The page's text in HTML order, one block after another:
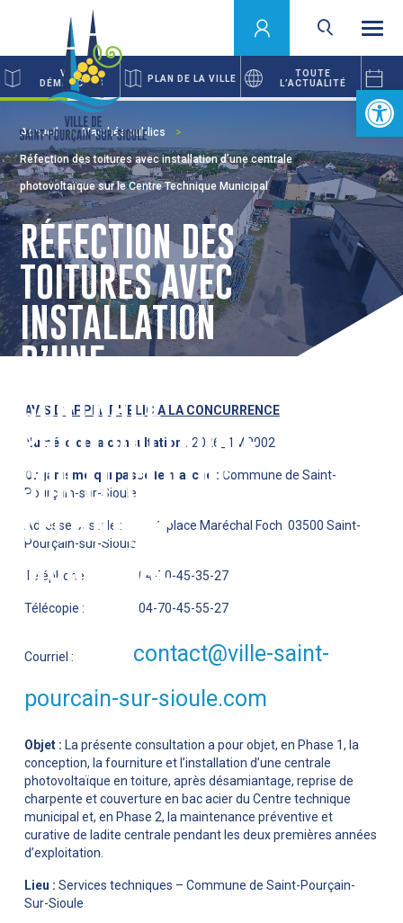
Ouvrir
VOS
DÉMARCHES
PLAN DE LA VILLE
TOUTE
L’ACTUALITÉ
Accueil Marchés publics
Réfection des toitures avec installation d’une centrale
photovoltaïque sur le Centre Technique Municipal
RÉFECTION DES
TOITURES AVEC
INSTALLATION
D’UNE
CENTRALE
PHOTOVOLTAÏQUE
SUR LE CENTRE
TECHNIQUE
MUNICIPAL
AVIS D’APPEL PUBLIC A LA CONCURRENCE
Numéro de la consultation : 2026_1MP002
Organisme qui passe le marché : Commune de Saint-
Pourçain-sur-Sioule
Adresse postale : 11 place Maréchal Foch 03500 Saint-
Pourçain-sur-Sioule
Téléphone : 04-70-45-35-27
Télécopie : 04-70-45-55-27
Courriel : contact@ville-saint-
pourcain-sur-sioule.com
Objet : La présente consultation a pour objet, en Phase 1, la
conception, la fourniture et l’installation d’une centrale
photovoltaïque en toiture, après désamiantage, reprise de
charpente et couverture en bac acier du Centre technique
municipal et, en Phase 2, la maintenance préventive et
curative de ladite centrale pendant les deux premières années
d’exploitation.
Lieu : Services techniques – Commune de Saint-Pourçain-
Sur-Sioule